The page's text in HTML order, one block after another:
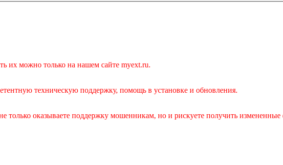
их можно только на нашем сайте myext.ru.
техническую поддержку, помощь в установке и обновления.
только оказываете поддержку мошенникам, но и рискуете получить